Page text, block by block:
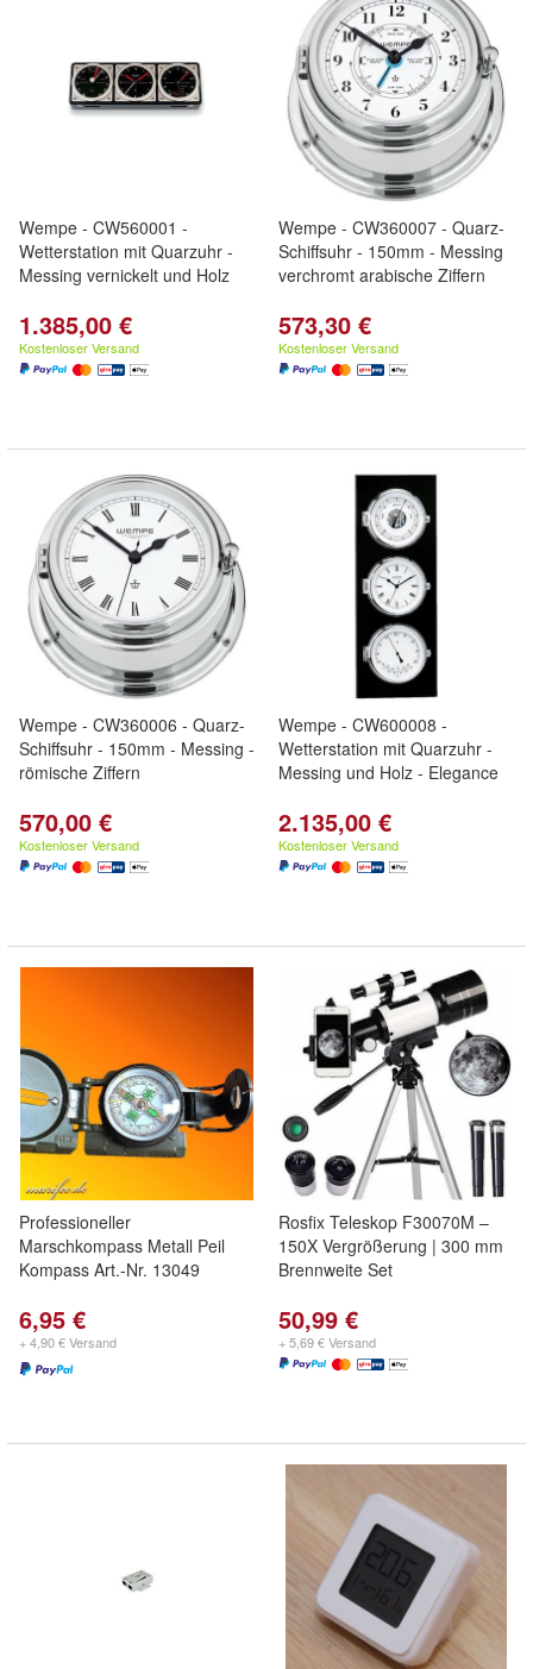
Wempe - CW560001 -
Wetterstation mit Quarzuhr -
Messing vernickelt und Holz
1.385,00 €
Kostenloser Versand
Wempe - CW360007 - Quarz-
Schiffsuhr - 150mm - Messing
verchromt arabische Ziffern
573,30 €
Kostenloser Versand
Wempe - CW360006 - Quarz-
Schiffsuhr - 150mm - Messing -
römische Ziffern
570,00 €
Kostenloser Versand
Wempe - CW600008 -
Wetterstation mit Quarzuhr -
Messing und Holz - Elegance
2.135,00 €
Kostenloser Versand
Professioneller
Marschkompass Metall Peil
Kompass Art.-Nr. 13049
6,95 €
+ 4,90 € Versand
Rosfix Teleskop F30070M –
150X Vergrößerung | 300 mm
Brennweite Set
50,99 €
+ 5,69 € Versand